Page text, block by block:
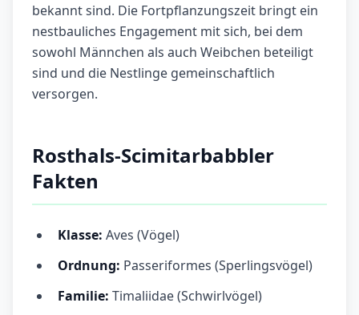
bekannt sind. Die Fortpflanzungszeit bringt ein
nestbauliches Engagement mit sich, bei dem
sowohl Männchen als auch Weibchen beteiligt
sind und die Nestlinge gemeinschaftlich
versorgen.
Rosthals-Scimitarbabbler
Fakten
Klasse: Aves (Vögel)
Ordnung: Passeriformes (Sperlingsvögel)
Familie: Timaliidae (Schwirlvögel)